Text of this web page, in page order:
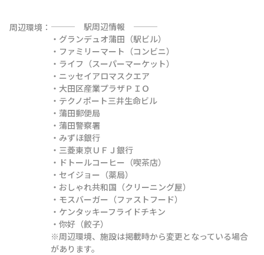
周辺環境： ———　駅周辺情報　———
・グランデュオ蒲田（駅ビル）
・ファミリーマート（コンビニ）
・ライフ（スーパーマーケット）
・ニッセイアロマスクエア
・大田区産業プラザＰＩＯ
・テクノポート三井生命ビル
・蒲田郵便局
・蒲田警察署
・みずほ銀行
・三菱東京ＵＦＪ銀行
・ドトールコーヒー（喫茶店）
・セイジョー（薬局）
・おしゃれ共和国（クリーニング屋）
・モスバーガー（ファストフード）
・ケンタッキーフライドチキン
・你好（餃子）
※周辺環境、施設は掲載時から変更となっている場合
があります。